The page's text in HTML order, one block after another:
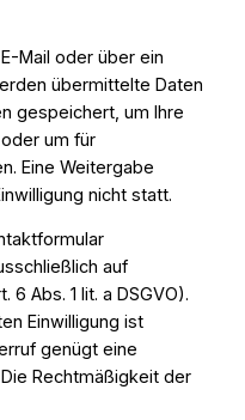
Mail oder über ein
übermittelte Daten
gespeichert, um Ihre
um für
Eine Weitergabe
nicht statt.
auf
6 Abs. 1 lit. a DSGVO).
Einwilligung ist
genügt eine
Rechtmäßigkeit der